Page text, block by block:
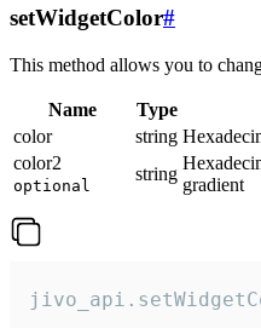
setWidgetColor#
This method allows you to
Name Type
color
string
color2
optional
string
gradient